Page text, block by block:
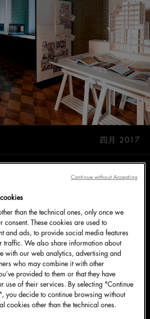
四月 2017
星建筑师”Julien Rousseau与我们分享
室Fresh Architectures参与DG
想。
于十年前由三个朋友联合创建，他
伴，基于对卓越的追求和承担雄心项
正的工坊精神开展团队合作。满足客
要求是Fresh Architectures的基本原
Architectures回应特定计划或预期问
than the technical ones, only once we
consent. These cookies are used to
and ads, to provide social media features
traffic. We also share information about
with our web analytics, advertising and
who may combine it with other
provided to them or that they have
use of their services. By selecting "Continue
you decide to continue browsing without
cookies other than the technical ones.
Continue without Accepting